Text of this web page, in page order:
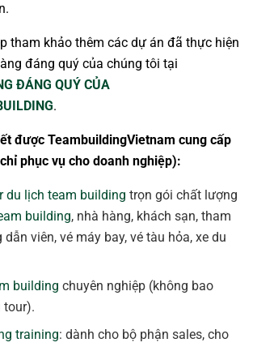
tham khảo thêm các dự án đã thực hiện
đáng quý của chúng tôi tại
ĐÁNG QUÝ CỦA
.
được TeambuildingVietnam cung cấp
phục vụ cho doanh nghiệp):
du lịch team building trọn gói chất lượng
building, nhà hàng, khách sạn, tham
viên, vé máy bay, vé tàu hỏa, xe du
building chuyên nghiệp (không bao
tour).
training: dành cho bộ phận sales, cho